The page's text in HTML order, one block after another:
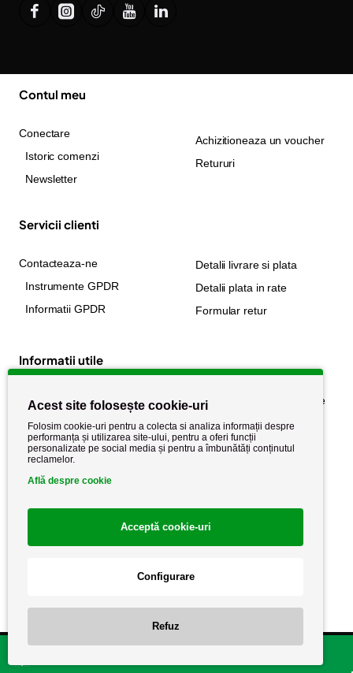
Contul meu
Conectare
Istoric comenzi
Newsletter
Achizitioneaza un voucher
Retururi
Servicii clienti
Contacteaza-ne
Instrumente GPDR
Informatii GPDR
Detalii livrare si plata
Detalii plata in rate
Formular retur
Informatii utile
Despre noi
Stiri si noutati
Politica de cookie
Politica de confidențialitate
Politica de retur
Termeni si conditii
Acest site folosește cookie-uri
Folosim cookie-uri pentru a colecta si analiza informații despre
performanța și utilizarea site-ului, pentru a oferi funcții
personalizate pe social media și pentru a îmbunătăți conținutul
reclamelor.
Află despre cookie
Acceptă cookie-uri
Configurare
Refuz